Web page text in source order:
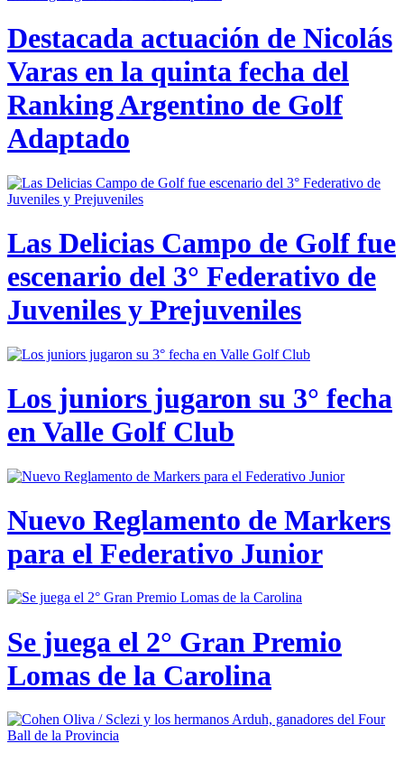
Destacada actuación de Nicolás
Varas en la quinta fecha del
Ranking Argentino de Golf
Adaptado
Las Delicias Campo de Golf fue
escenario del 3° Federativo de
Juveniles y Prejuveniles
Los juniors jugaron su 3° fecha
en Valle Golf Club
Nuevo Reglamento de Markers
para el Federativo Junior
Se juega el 2° Gran Premio
Lomas de la Carolina